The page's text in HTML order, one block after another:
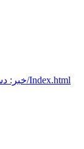
خبر: دستمزد-فغانی-و-داوران-ایرانی-در-جام-جها/Index.html